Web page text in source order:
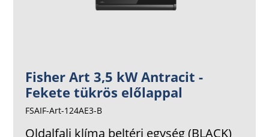
Fisher Art 3,5 kW Antracit -
Fekete tükrös előlappal
FSAIF-Art-124AE3-B
Oldalfali klíma beltéri egység (BLACK)